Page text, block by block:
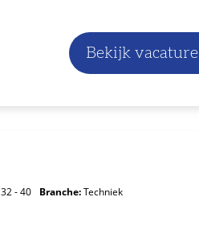
Bekijk vacature
32 - 40 Branche:Techniek